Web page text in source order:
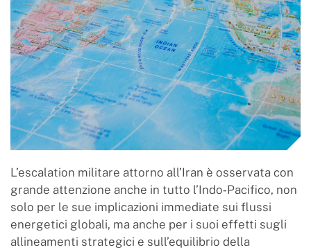
L’escalation militare attorno all’Iran è osservata con
grande attenzione anche in tutto l’Indo‑Pacifico, non
solo per le sue implicazioni immediate sui flussi
energetici globali, ma anche per i suoi effetti sugli
allineamenti strategici e sull’equilibrio della